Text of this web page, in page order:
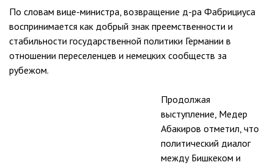
По словам вице-министра, возвращение д-ра Фабрициуса
воспринимается как добрый знак преемственности и
стабильности государственной политики Германии в
отношении переселенцев и немецких сообществ за
рубежом.
Продолжая
выступление, Медер
Абакиров отметил, что
политический диалог
между Бишкеком и